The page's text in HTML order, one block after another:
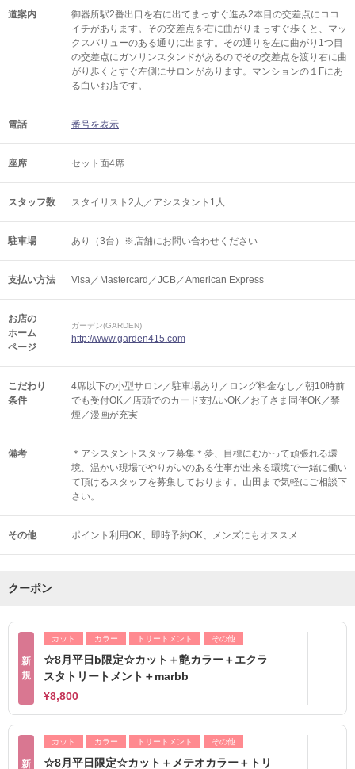
道案内
御器所駅2番出口を右に出てまっすぐ進み2本目の交差点にココ
イチがあります。その交差点を右に曲がりまっすぐ歩くと、マッ
クスバリューのある通りに出ます。その通りを左に曲がり1つ目
の交差点にガソリンスタンドがあるのでその交差点を渡り右に曲
がり歩くとすぐ左側にサロンがあります。マンションの１Fにあ
る白いお店です。
電話 番号を表示
座席 セット面4席
スタッフ数 スタイリスト2人／アシスタント1人
駐車場 あり（3台）※店舗にお問い合わせください
支払い方法 Visa／Mastercard／JCB／American Express
お店の
ホーム
ページ
ガーデン(GARDEN)
http://www.garden415.com
こだわり
条件
4席以下の小型サロン／駐車場あり／ロング料金なし／朝10時前
でも受付OK／店頭でのカード支払いOK／お子さま同伴OK／禁
煙／漫画が充実
備考
＊アシスタントスタッフ募集＊夢、目標にむかって頑張れる環
境、温かい現場でやりがいのある仕事が出来る環境で一緒に働い
て頂けるスタッフを募集しております。山田まで気軽にご相談下
さい。
その他 ポイント利用OK 即時予約OK メンズにもオススメ
クーポン
新
規
カット カラー トリートメント その他
☆8月平日b限定☆カット＋艶カラー＋エクラ
スタトリートメント＋marbb
¥8,800
新
カット カラー トリートメント その他
☆8月平日限定☆カット＋メテオカラー＋トリ